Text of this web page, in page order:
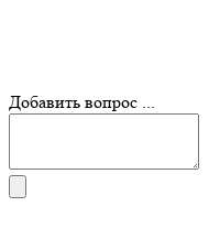
Добавить вопрос ...